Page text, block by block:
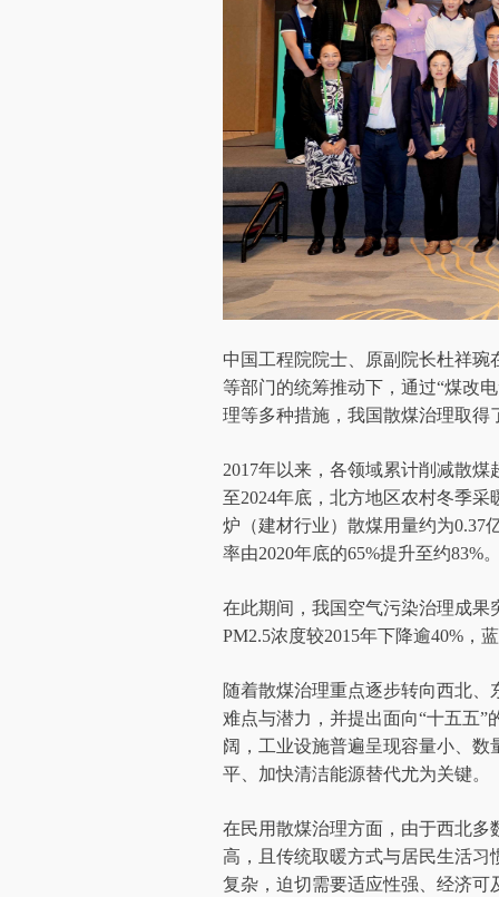
中国工程院院士、原副院长杜祥
等部门的统筹推动下，通过“煤改
理等多种措施，我国散煤治理取得
2017年以来，各领域累计削减散
至2024年底，北方地区农村冬季采
炉（建材行业）散煤用量约为0.37
率由2020年底的65%提升至约83%
在此期间，我国空气污染治理成果
PM2.5浓度较2015年下降逾40%，
随着散煤治理重点逐步转向西北
难点与潜力，并提出面向“十五五
阔，工业设施普遍呈现容量小、
平、加快清洁能源替代尤为关键。
在民用散煤治理方面，由于西北
高，且传统取暖方式与居民生活
复杂，迫切需要适应性强、经济可